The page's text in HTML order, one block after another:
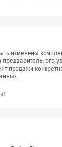
изменены
предварительного
продажи